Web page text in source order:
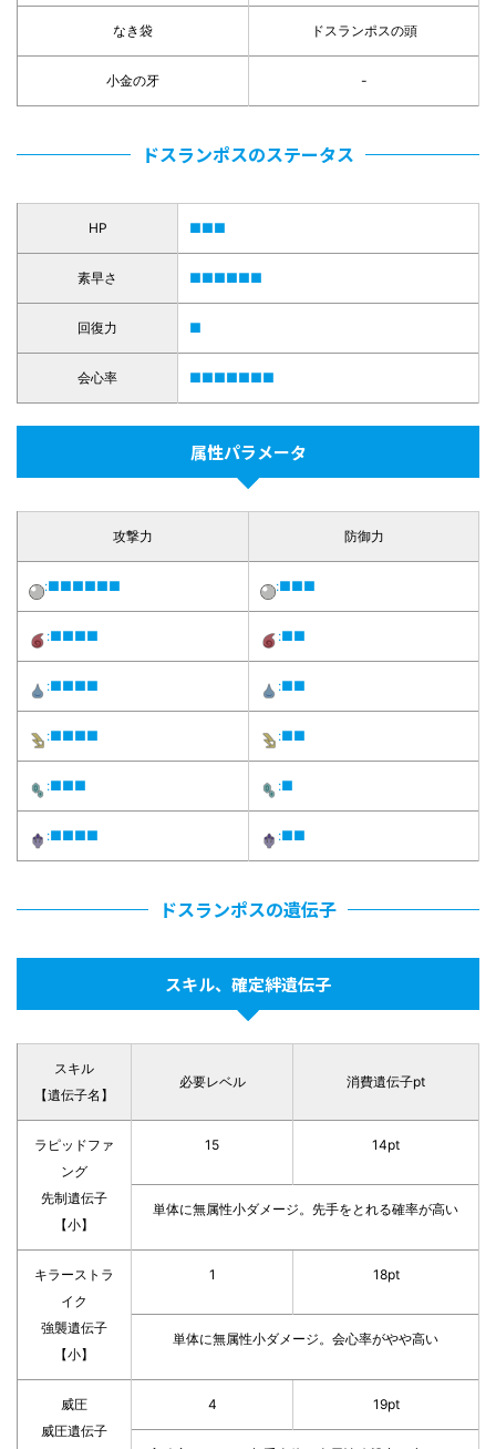
なき袋 ドスランポスの頭
小金の牙 -
ドスランポスのステータス
HP ■■■
素早さ ■■■■■■
回復力 ■
会心率 ■■■■■■■
属性パラメータ
攻撃力 防御力
:■■■■■■ :■■■
:■■■■ :■■
:■■■■ :■■
:■■■■ :■■
:■■■ :■
:■■■■ :■■
ドスランポスの遺伝子
スキル、確定絆遺伝子
スキル
【遺伝子名】
必要レベル 消費遺伝子pt
ラピッドファ
ング
先制遺伝子
【小】
15 14pt
単体に無属性小ダメージ。先手をとれる確率が高い
キラーストラ
イク
強襲遺伝子
【小】
1 18pt
単体に無属性小ダメージ。会心率がやや高い
威圧
威圧遺伝子
4 19pt